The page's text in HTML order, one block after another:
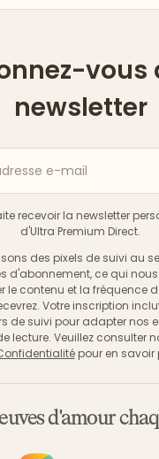
vous
newsletter
e-mail
recevoir la newsletter
d'Ultra Premium Direct.
des pixels de suivi au
d'abonnement, ce qui
le contenu et la fréquence
Votre inscription
de suivi pour adapter nos
lecture. Veuillez consulter
pour en savoir
d'amour